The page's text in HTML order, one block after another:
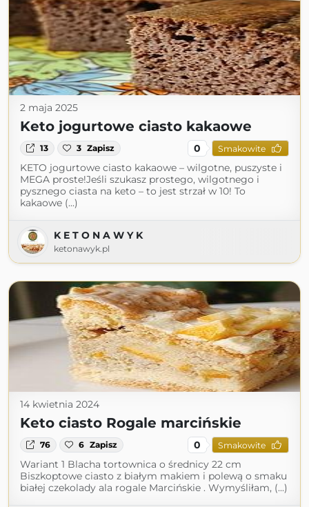
2 maja 2025
Keto jogurtowe ciasto kakaowe
13 3 Zapisz 0 Smakowite
KETO jogurtowe ciasto kakaowe – wilgotne, puszyste i
MEGA proste!Jeśli szukasz prostego, wilgotnego i
pysznego ciasta na keto – to jest strzał w 10! To
kakaowe (...)
K E T O N A W Y K
ketonawyk.pl
14 kwietnia 2024
Keto ciasto Rogale marcińskie
76 6 Zapisz 0 Smakowite
Wariant 1 Blacha tortownica o średnicy 22 cm
Biszkoptowe ciasto z białym makiem i polewą o smaku
białej czekolady ala rogale Marcińskie . Wymyśliłam, (...)